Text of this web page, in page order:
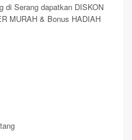
di Serang dapatkan DISKON
MURAH & Bonus HADIAH